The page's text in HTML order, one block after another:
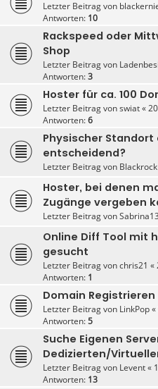
Letzter Beitrag von
Antworten: 10
Rackspeed oder
Shop
Letzter Beitrag von
Antworten:3
Hoster für ca. 100
Letzter Beitrag vonswiat«
Antworten:6
Physischer Standort
entscheidend?
Letzter Beitrag von Blackrock
Hoster, bei denen
Zugänge vergeben
Letzter Beitrag von
Online Diff Tool mit
gesucht
Letzter Beitrag vonchris21 «
Antworten: 1
Domain Registrieren
Letzter Beitrag von LinkPop«
Antworten:5
Suche Eigenen
Dedizierten/
Letzter Beitrag von Levent«
Antworten: 13